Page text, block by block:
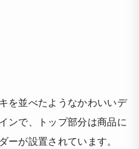
を並べたようなかわいいデ
ンで、トップ部分は商品に
が設置されています。